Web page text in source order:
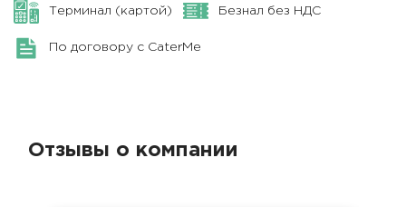
Терминал (картой) Безнал без НДС
По договору с CaterMe
Отзывы о компании